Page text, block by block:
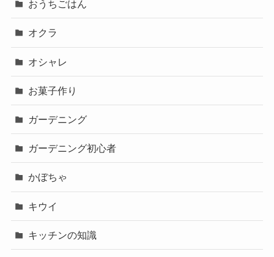
おうちごはん
オクラ
オシャレ
お菓子作り
ガーデニング
ガーデニング初心者
かぼちゃ
キウイ
キッチンの知識